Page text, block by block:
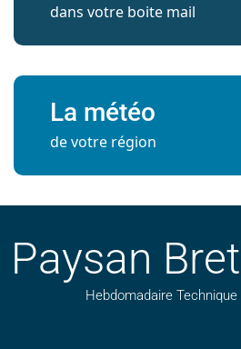
dans votre boite mail
La météo
de votre région
Paysan
Hebdomadaire Technique